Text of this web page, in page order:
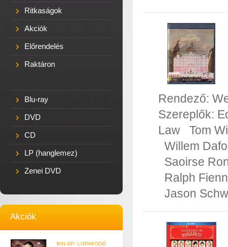
Ritkaságok
Akciók
Előrendelés
Raktáron
Blu-ray
DVD
CD
LP (hanglemez)
Zenei DVD
Akciók
BIN-JIP: LOPAKODÓ
Rendező:
Szereplők:
Law
Tom
Willem
Saoirse
Ralph
Jason